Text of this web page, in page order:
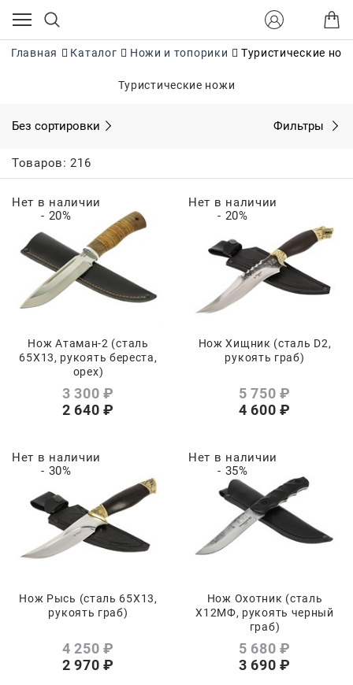
Главная Каталог Ножи и топорики Туристические
Туристические ножи
Без сортировки Фильтры
Товаров: 216
Нет в наличии
- 20%
Нож Атаман-2 (сталь
65Х13, рукоять береста,
орех)
3 300 ₽
2 640 ₽
Нет в наличии
- 20%
Нож Хищник (сталь D2,
рукоять граб)
5 750 ₽
4 600 ₽
Нет в наличии
- 30%
Нож Рысь (сталь 65Х13,
рукоять граб)
4 250 ₽
2 970 ₽
Нет в наличии
- 35%
Нож Охотник (сталь
Х12МФ, рукоять черный
граб)
5 680 ₽
3 690 ₽